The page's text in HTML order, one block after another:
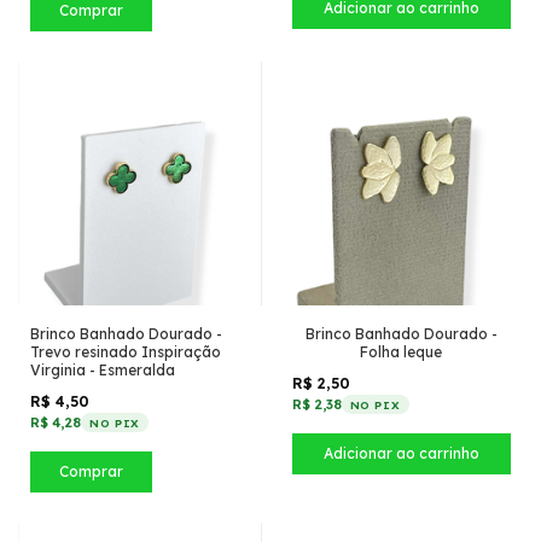
Comprar
Brinco Banhado Dourado -
Trevo resinado Inspiração
Virginia - Esmeralda
R$ 4,50
R$ 4,28 NO PIX
Comprar
Brinco Banhado Dourado -
Folha leque
R$ 2,50
R$ 2,38 NO PIX